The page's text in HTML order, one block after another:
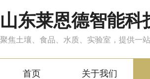
山东莱恩德智能科
聚焦土壤、食品、水质、实验室，提供一
首页 关于我们